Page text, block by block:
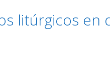
litúrgicos en